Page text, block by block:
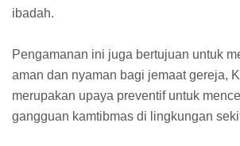
ibadah.
Pengamanan ini juga bertujuan untuk
aman dan nyaman bagi jemaat gereja,
merupakan upaya preventif untuk
gangguan kamtibmas di lingkungan